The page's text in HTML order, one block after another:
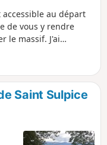
accessible au départ
de vous y rendre
le massif. J'ai
de cheminer
cols et la grotte de
j'aime
chaud je préfère
surtout, étant
végétation permet
Saint Sulpice